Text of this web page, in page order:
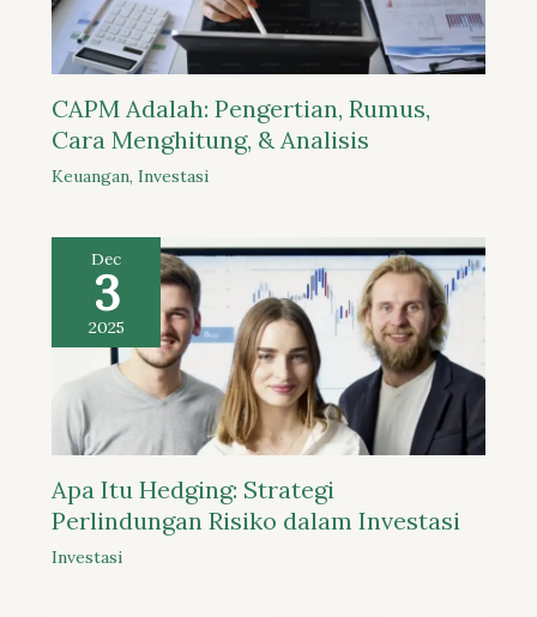
CAPM Adalah: Pengertian, Rumus,
Cara Menghitung, & Analisis
Keuangan, Investasi
Dec
3
2025
Apa Itu Hedging: Strategi
Perlindungan Risiko dalam Investasi
Investasi